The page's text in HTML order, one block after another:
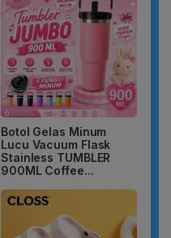
Botol Gelas Minum
Lucu Vacuum Flask
Stainless TUMBLER
900ML Coffee...